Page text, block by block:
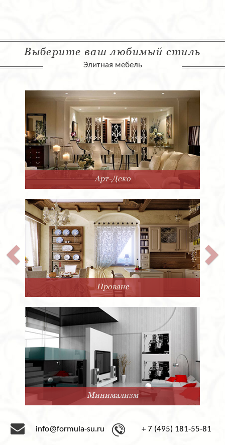
Выберите ваш любимый стиль
Элитная мебель
Арт-Деко
Прованс
Минимализм
info@formula-su.ru + 7 (495) 181-55-81